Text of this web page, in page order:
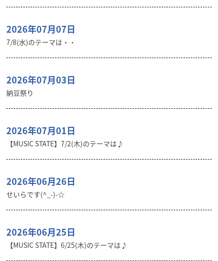
2026年07月07日
7/8(水)のテーマは・・
2026年07月03日
納豆祭り
2026年07月01日
【MUSIC STATE】7/2(木)のテーマは♪
2026年06月26日
せいらです(^_-)-☆
2026年06月25日
【MUSIC STATE】6/25(木)のテーマは♪